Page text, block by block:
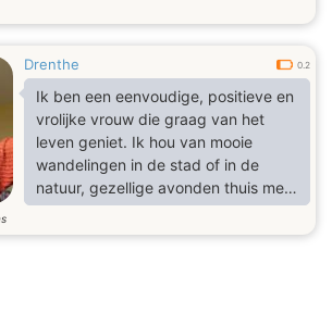
Drenthe 0.2
Ik ben een eenvoudige, positieve en
vrolijke vrouw die graag van het
leven geniet. Ik hou van mooie
wandelingen in de stad of in de
natuur, gezellige avonden thuis met
een goede serie, uit eten gaan en
momenten waarop ik spontaan moet